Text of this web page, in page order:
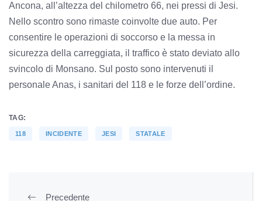
Ancona, all’altezza del chilometro 66, nei pressi di Jesi.
Nello scontro sono rimaste coinvolte due auto. Per
consentire le operazioni di soccorso e la messa in
sicurezza della carreggiata, il traffico è stato deviato allo
svincolo di Monsano. Sul posto sono intervenuti il
personale Anas, i sanitari del 118 e le forze dell’ordine.
TAG:
118 INCIDENTE JESI STATALE
Precedente